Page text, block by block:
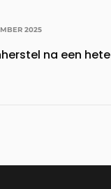
2025
na een hete